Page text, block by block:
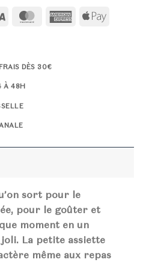
Visa MasterCardAmericanApple
DÈS 30€
À 48H
sort pour le
pour le goûter et
moment en un
La petite assiette
même aux repas